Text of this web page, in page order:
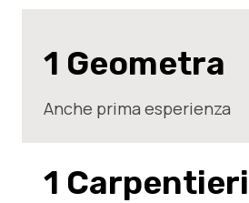
1 Geometra
Anche prima esperienza
1 Carpentieri